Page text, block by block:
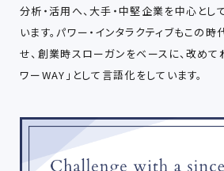
分析・活用へ、大手・中堅企業を中心と
います。パワー・インタラクティブもこの
せ、創業時スローガンをベースに、改め
ワーWAY」として言語化をしています。